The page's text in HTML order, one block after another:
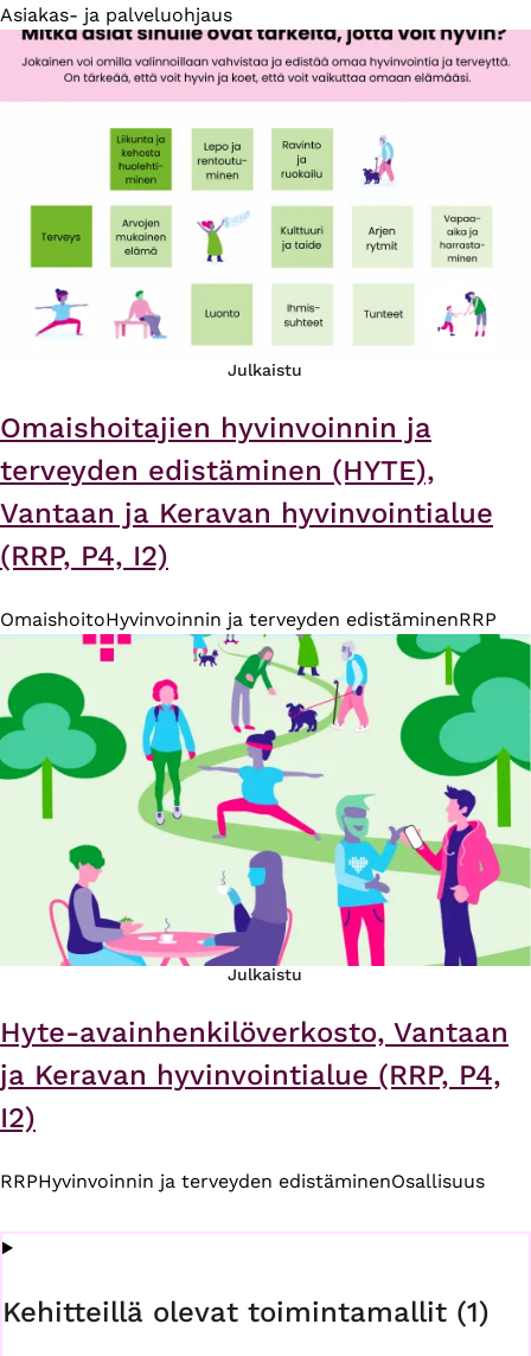
Asiakas- ja palveluohjaus
Julkaistu
Omaishoitajien hyvinvoinnin ja
terveyden edistäminen (HYTE),
Vantaan ja Keravan hyvinvointialue
(RRP, P4, I2)
OmaishoitoHyvinvoinnin ja terveyden edistäminenRRP
Julkaistu
Hyte-avainhenkilöverkosto, Vantaan
ja Keravan hyvinvointialue (RRP, P4,
I2)
RRPHyvinvoinnin ja terveyden edistäminenOsallisuus
Kehitteillä olevat toimintamallit (1)